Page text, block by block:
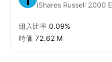
iShares Russell 2000
組入比率 0.09%
時価 ‪72.62 M‬